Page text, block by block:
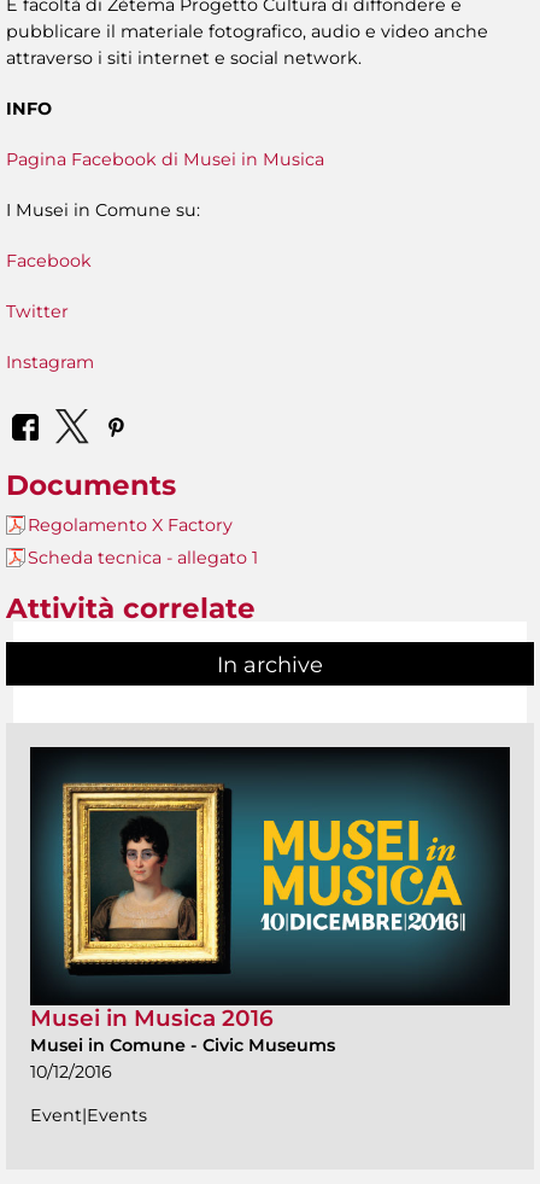
È facoltà di Zètema Progetto Cultura di diffondere e
pubblicare il materiale fotografico, audio e video anche
attraverso i siti internet e social network.
INFO
Pagina Facebook di Musei in Musica
I Musei in Comune su:
Facebook
Twitter
Instagram
Documents
Regolamento X Factory
Scheda tecnica - allegato 1
Attività correlate
In archive
Musei in Musica 2016
Musei in Comune - Civic Museums
10/12/2016
Event|Events